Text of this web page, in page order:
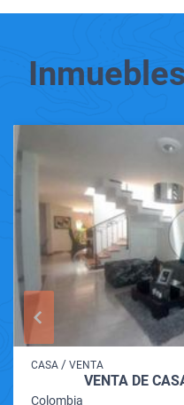
Inmuebles
CASA / VENTA
VENTA DE
Colombia